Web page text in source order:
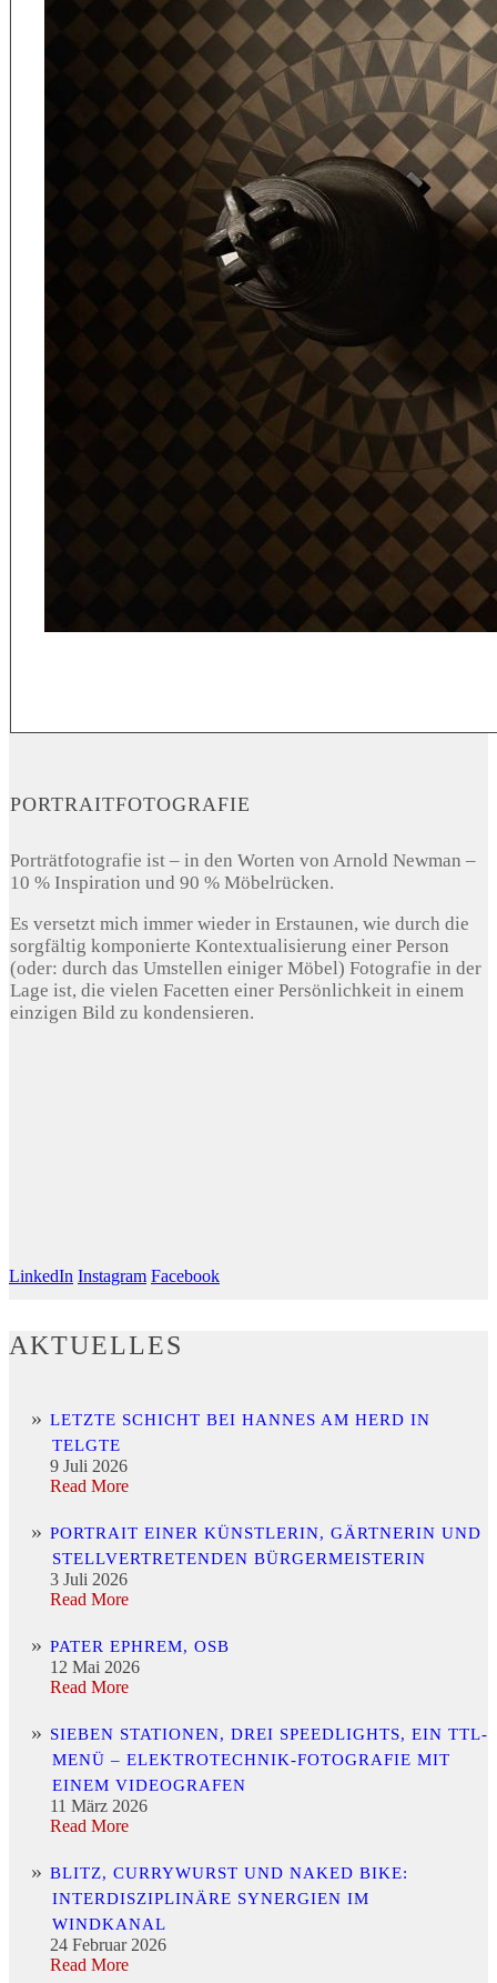
PORTRAITFOTOGRAFIE
Porträtfotografie ist – in den Worten von Arnold Newman –
10 % Inspiration und 90 % Möbelrücken.
Es versetzt mich immer wieder in Erstaunen, wie durch die
sorgfältig komponierte Kontextualisierung einer Person
(oder: durch das Umstellen einiger Möbel) Fotografie in der
Lage ist, die vielen Facetten einer Persönlichkeit in einem
einzigen Bild zu kondensieren.
LinkedIn Instagram Facebook
AKTUELLES
LETZTE SCHICHT BEI HANNES AM HERD IN
TELGTE
9 Juli 2026
Read More
PORTRAIT EINER KÜNSTLERIN, GÄRTNERIN UND
STELLVERTRETENDEN BÜRGERMEISTERIN
3 Juli 2026
Read More
PATER EPHREM, OSB
12 Mai 2026
Read More
SIEBEN STATIONEN, DREI SPEEDLIGHTS, EIN TTL-
MENÜ – ELEKTROTECHNIK-FOTOGRAFIE MIT
EINEM VIDEOGRAFEN
11 März 2026
Read More
BLITZ, CURRYWURST UND NAKED BIKE:
INTERDISZIPLINÄRE SYNERGIEN IM
WINDKANAL
24 Februar 2026
Read More